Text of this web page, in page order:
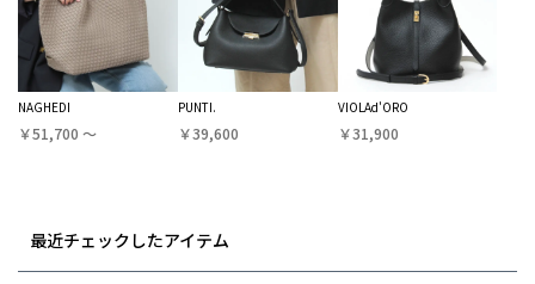
NAGHEDI
￥51,700 〜
PUNTI.
￥39,600
VIOLAd'ORO
￥31,900
最近チェックしたアイテム